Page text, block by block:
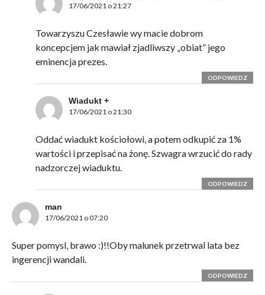
17/06/2021 o 21:27
Towarzyszu Czesławie wy macie dobrom
koncepcjem jak mawiał zjadliwszy „obiat” jego
eminencja prezes.
ODPOWIEDZ
Wiadukt +
17/06/2021 o 21:30
Oddać wiadukt kościołowi, a potem odkupić za 1%
wartości i przepisać na żonę. Szwagra wrzucić do rady
nadzorczej wiaduktu.
ODPOWIEDZ
man
17/06/2021 o 07:20
Super pomysl, brawo :)!!Oby malunek przetrwal lata bez
ingerencji wandali.
ODPOWIEDZ